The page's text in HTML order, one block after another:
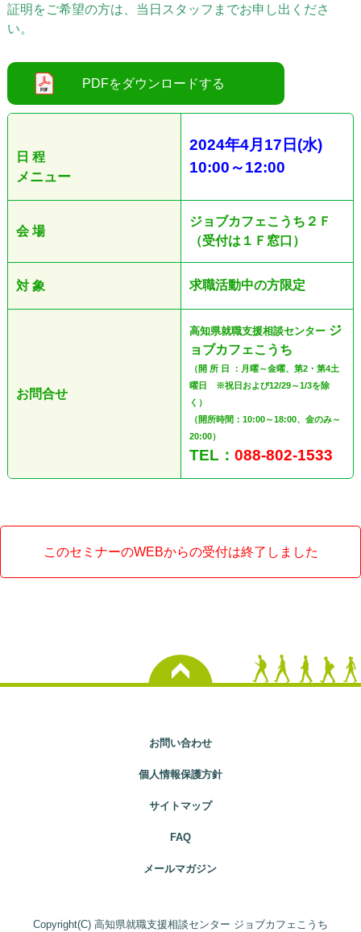
証明をご希望の方は、当日スタッフまでお申し出くださ
い。
日 程
メニュー
2024年4月17日 (水)
10:00 ～12:00
会 場
ジョブカフェこうち２Ｆ
（受付は１Ｆ窓口）
対 象 求職活動中の方限定
お問合せ
高知県就職支援相談センター ジ
ョブカフェこうち
（開 所 日 ：月曜～金曜、第2・第4土
曜日 ※祝日および12/29～1/3を除
く）
（開所時間：10:00～18:00、金のみ～
20:00）
TEL： 088-802-1533
このセミナーのWEBからの受付は終了しました
お問い合わせ
個人情報保護方針
サイトマップ
FAQ
メールマガジン
Copyright(C) 高知県就職支援相談センター ジョブカフェこうち